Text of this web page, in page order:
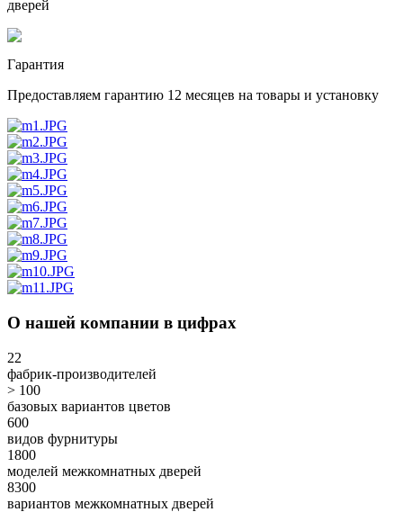
дверей
Гарантия
Предоставляем гарантию 12 месяцев на товары и установку
О нашей компании в цифрах
22
фабрик-производителей
> 100
базовых вариантов цветов
600
видов фурнитуры
1800
моделей межкомнатных дверей
8300
вариантов межкомнатных дверей